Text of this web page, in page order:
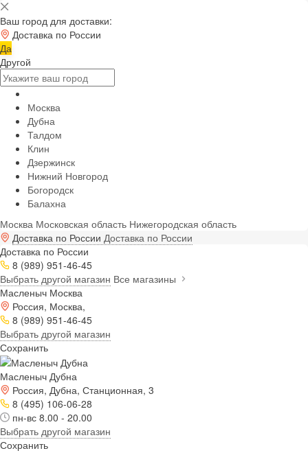
Ваш город для доставки:
Доставка по России
Да
Другой
Москва
Дубна
Талдом
Клин
Дзержинск
Нижний Новгород
Богородск
Балахна
Москва Московская область Нижегородская область
Доставка по России Доставка по России
Доставка по России
8 (989) 951-46-45
Выбрать другой магазин Все магазины
Масленыч Москва
Россия, Москва,
8 (989) 951-46-45
Выбрать другой магазин
Сохранить
Масленыч Дубна
Россия, Дубна, Станционная, 3
8 (495) 106-06-28
пн-вс 8.00 - 20.00
Выбрать другой магазин
Сохранить